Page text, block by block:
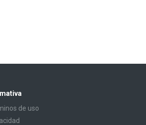
de uso